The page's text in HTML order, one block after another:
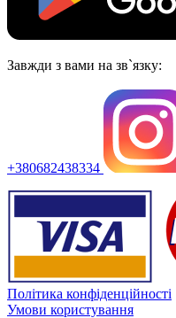
Завжди з вами на зв`язку:
+380682438334
Політика конфіденційності
Умови користування